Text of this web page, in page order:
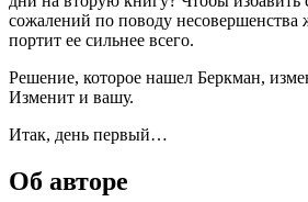
сожалений по поводу
портит ее сильнее всего.
Решение, которое нашел Беркман,
Изменит и вашу.
Итак, день первый…
Об авторе